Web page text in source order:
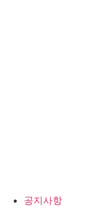
공지사항